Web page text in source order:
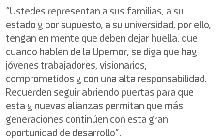
“Ustedes representan a sus familias, a su
estado y por supuesto, a su universidad, por ello,
tengan en mente que deben dejar huella, que
cuando hablen de la Upemor, se diga que hay
jóvenes trabajadores, visionarios,
comprometidos y con una alta responsabilidad.
Recuerden seguir abriendo puertas para que
esta y nuevas alianzas permitan que más
generaciones continúen con esta gran
oportunidad de desarrollo”.